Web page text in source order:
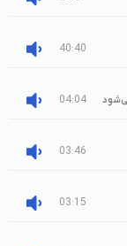
40:40
04:04
03:46
03:15